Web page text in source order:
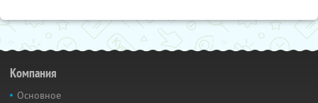
Компания
Основное